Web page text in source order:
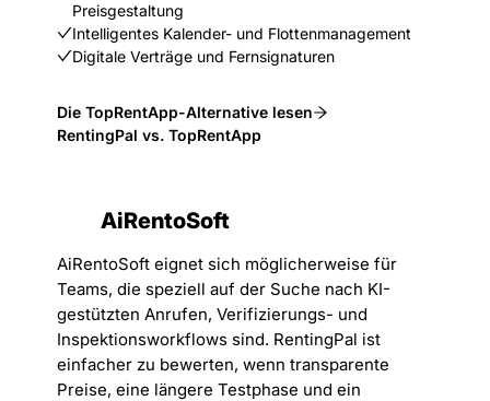
Preisgestaltung
Intelligentes Kalender- und Flottenmanagement
Digitale Verträge und Fernsignaturen
Die TopRentApp-Alternative lesen
RentingPal vs. TopRentApp
AiRentoSoft
AiRentoSoft eignet sich möglicherweise für
Teams, die speziell auf der Suche nach KI-
gestützten Anrufen, Verifizierungs- und
Inspektionsworkflows sind. RentingPal ist
einfacher zu bewerten, wenn transparente
Preise, eine längere Testphase und ein